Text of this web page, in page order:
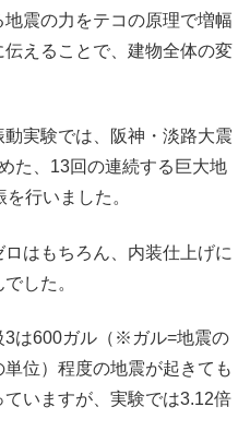
地震の力をテコの原理で増幅
えることで、建物全体の変
実験では、阪神・淡路大震
た、13回の連続する巨大地
行いました。
はもちろん、内装仕上げに
した。
3は600ガル（※ガル=地震の
位）程度の地震が起きても
いますが、実験では3.12倍